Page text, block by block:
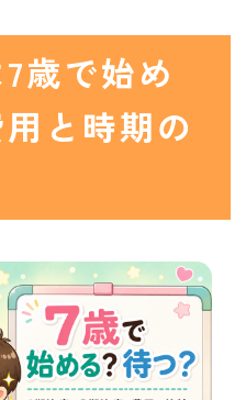
歳で始め
と時期の